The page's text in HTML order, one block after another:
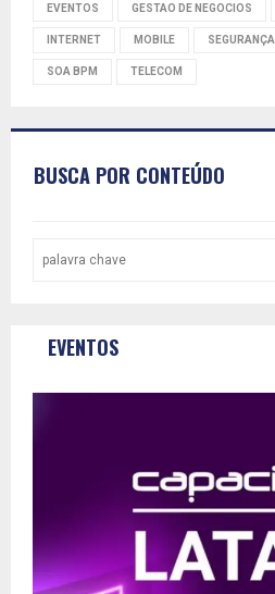
EVENTOS GESTAO DE NEGOCIOS
INTERNET MOBILE SEGURANÇA
SOA BPM TELECOM
BUSCA POR CONTEÚDO
EVENTOS